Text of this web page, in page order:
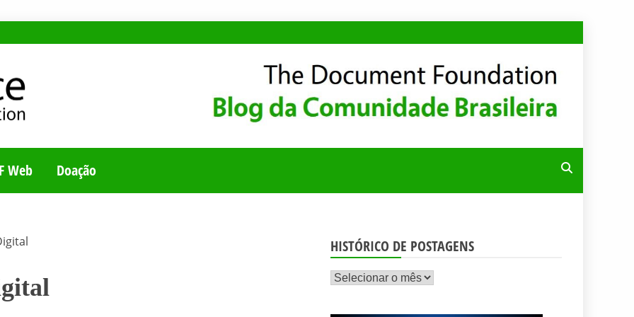
BRASILEIRA
Web Doação
HISTÓRICO DE POSTAGENS
Histórico
postagens